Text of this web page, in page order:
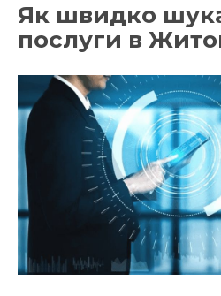
Як швидко
послуги в